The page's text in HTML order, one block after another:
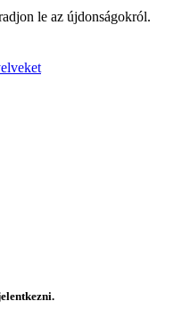
le az újdonságokról.